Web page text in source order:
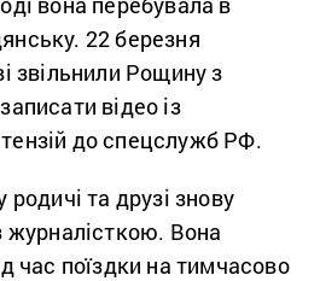
22 березня
звільнили Рощину з
відео із
до спецслужб РФ.
та друзі знову
журналісткою. Вона
час поїздки на тимчасово